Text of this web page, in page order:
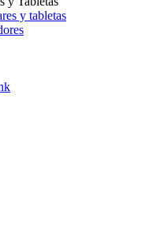
y tabletas